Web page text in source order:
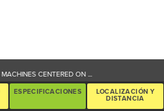
MACHINES CENTERED ON...
ESPECIFICACIONES
LOCALIZACIÓN Y
DISTANCIA